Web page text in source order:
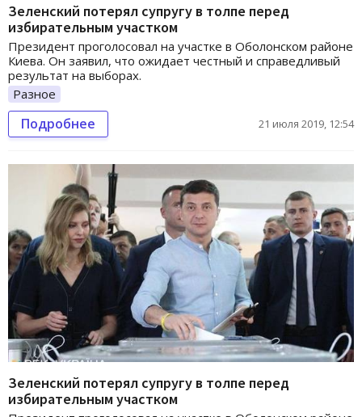
Зеленский потерял супругу в толпе перед
избирательным участком
Президент проголосовал на участке в Оболонском районе
Киева. Он заявил, что ожидает честный и справедливый
результат на выборах.
Разное
Подробнее 21 июля 2019, 12:54
Зеленский потерял супругу в толпе перед
избирательным участком